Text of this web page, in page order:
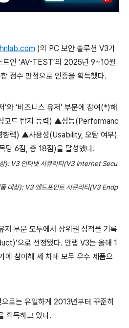
)의 PC 보안 솔루션 V3가
인 ‘AV-TEST’의 2025년 9~10월
점수 만점으로 인증을 획득했다.
와 ‘비즈니스 유저’ 부문에 참여 (*)해
코드 탐지 능력) ▲성능(Performanc
향력) ▲사용성(Usability, 오탐 여부)
당 6점, 총 18점)을 달성했다.
): V3 인터넷 시큐리티(V3 Internet Secu
대상): V3 엔드포인트 시큐리티(V3 Endp
저 부문 모두에서 상위권 성적을 기록
’으로 선정됐다. 안랩 V3는 올해 1
에 참여해 세 차례 모두 우수 제품으
로는 유일하게 2013년부터 꾸준히
획득하고 있다.